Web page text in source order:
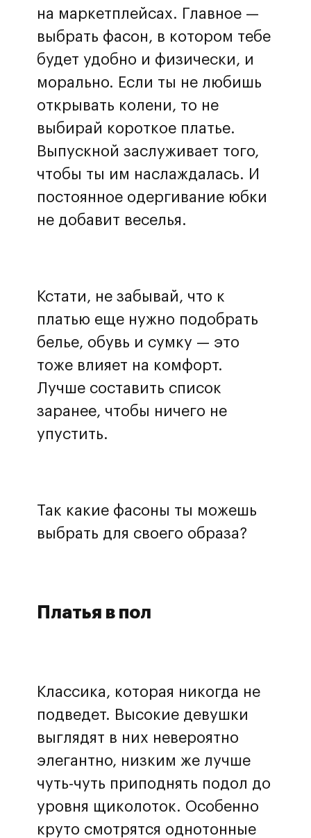
на маркетплейсах. Главное —
выбрать фасон, в котором тебе
будет удобно и физически, и
морально. Если ты не любишь
открывать колени, то не
выбирай короткое платье.
Выпускной заслуживает того,
чтобы ты им наслаждалась. И
постоянное одергивание юбки
не добавит веселья.
Кстати, не забывай, что к
платью еще нужно подобрать
белье, обувь и сумку — это
тоже влияет на комфорт.
Лучше составить список
заранее, чтобы ничего не
упустить.
Так какие фасоны ты можешь
выбрать для своего образа?
Платья в пол
Классика, которая никогда не
подведет. Высокие девушки
выглядят в них невероятно
элегантно, низким же лучше
чуть-чуть приподнять подол до
уровня щиколоток. Особенно
круто смотрятся однотонные